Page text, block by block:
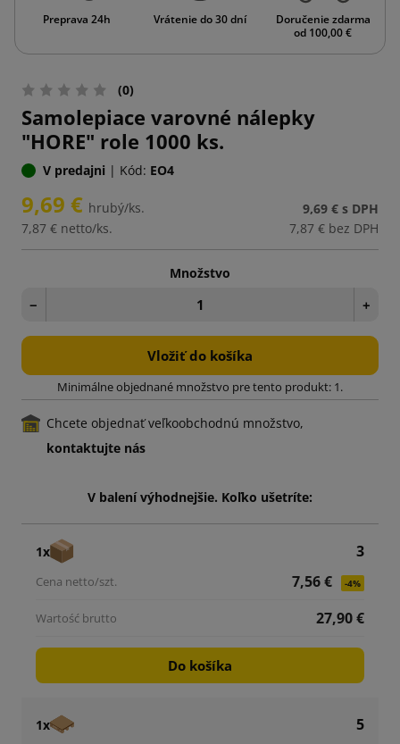
Preprava 24h Vrátenie do 30 dní
Doručenie zdarma
od 100,00 €
(0)
Samolepiace varovné nálepky
"HORE" role 1000 ks.
V predajni | Kód: EO4
9,69 € hrubý/ks.
7,87 € netto/ks.
9,69 € s DPH
7,87 € bez DPH
Množstvo
− +
Vložiť do košíka
Minimálne objednané množstvo pre tento produkt: 1.
Chcete objednať veľkoobchodnú množstvo,
kontaktujte nás
V balení výhodnejšie. Koľko ušetríte:
1x
3
7,56 €
-4%
27,90 €
Do košíka
1x
5